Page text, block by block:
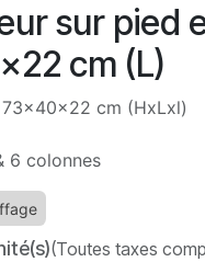
sur pied
cm (L)
73x40x22 cm (HxLxl)
6 colonnes
(Toutes taxes